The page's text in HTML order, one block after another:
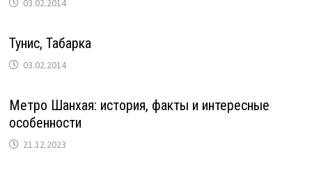
03.02.2014
Тунис, Табарка
03.02.2014
Метро Шанхая: история, факты и интересные
особенности
21.12.2023